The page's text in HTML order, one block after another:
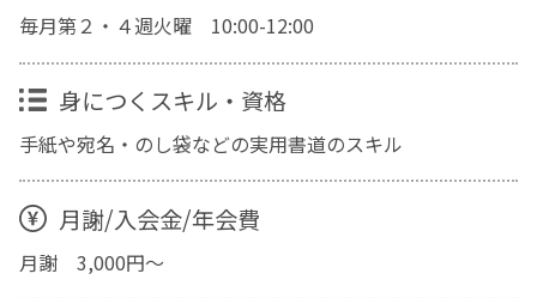
毎月第２・４週火曜 10:00-12:00
身につくスキル・資格
手紙や宛名・のし袋などの実用書道のスキル
月謝/入会金/年会費
月謝 3,000円〜